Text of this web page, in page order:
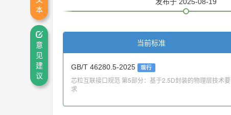
当前标准
GB/T 46280.5-2025 现行
芯粒互联接口规范 第5部分：基于2.5D封装的物理层技术要
求
本
意
见
建
议